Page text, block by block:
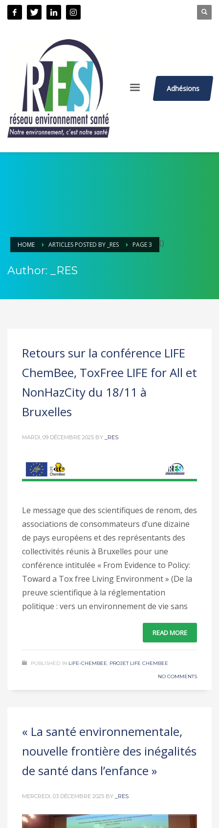
Adhésions
HOME ARTICLES POSTED BY _RES (
PAGE 3 )
Author: _RES
Retours sur la conférence LIFE
ChemBee, ToxFree LIFE for All et
NonHazCity du 18/11 à
Bruxelles
MARDI, 09 DÉCEMBRE 2025 BY _RES
Le message que des scientifiques de renom, des
associations de consommateurs d’une dizaine
de pays européens et des représentants des
collectivités réunis à Bruxelles pour une
conférence intitulée « From Evidence to Policy:
Toward a Tox free Living Environment » (De la
preuve scientifique à la réglementation
politique : vers un environnement de vie sans
READ MORE
PUBLISHED IN LIFE-CHEMBEE, PROJET LIFE CHEMBEE
NO COMMENTS
« La santé environnementale,
nouvelle frontière des inégalités
de santé dans l’enfance »
MERCREDI, 03 DÉCEMBRE 2025 BY _RES